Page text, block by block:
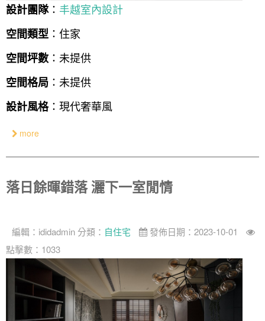
設計團隊： 丰越室內設計
空間類型 ：住家
空間坪數 ：未提供
空間格局 ：未提供
設計風格：現代奢華風
more
落日餘暉錯落 灑下一室閒情
編輯： ididadmin 分類： 自住宅
發佈日期：2023-10-01
點擊數：1033